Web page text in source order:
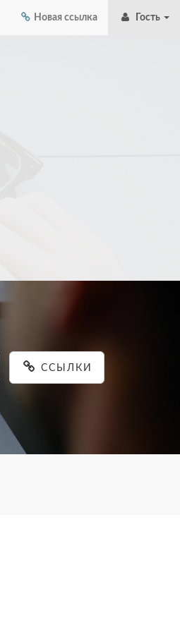
Новая ссылка Гость
ССЫЛКИ